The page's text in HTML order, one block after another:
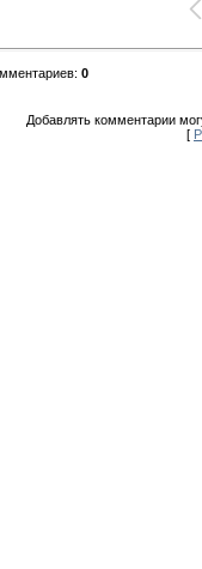
: 0
Добавлять комментарии
[